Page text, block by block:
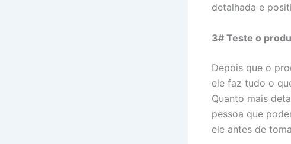
detalhada e
3# Teste o
Depois que o
ele faz tudo o
Quanto mais
pessoa que
ele antes de